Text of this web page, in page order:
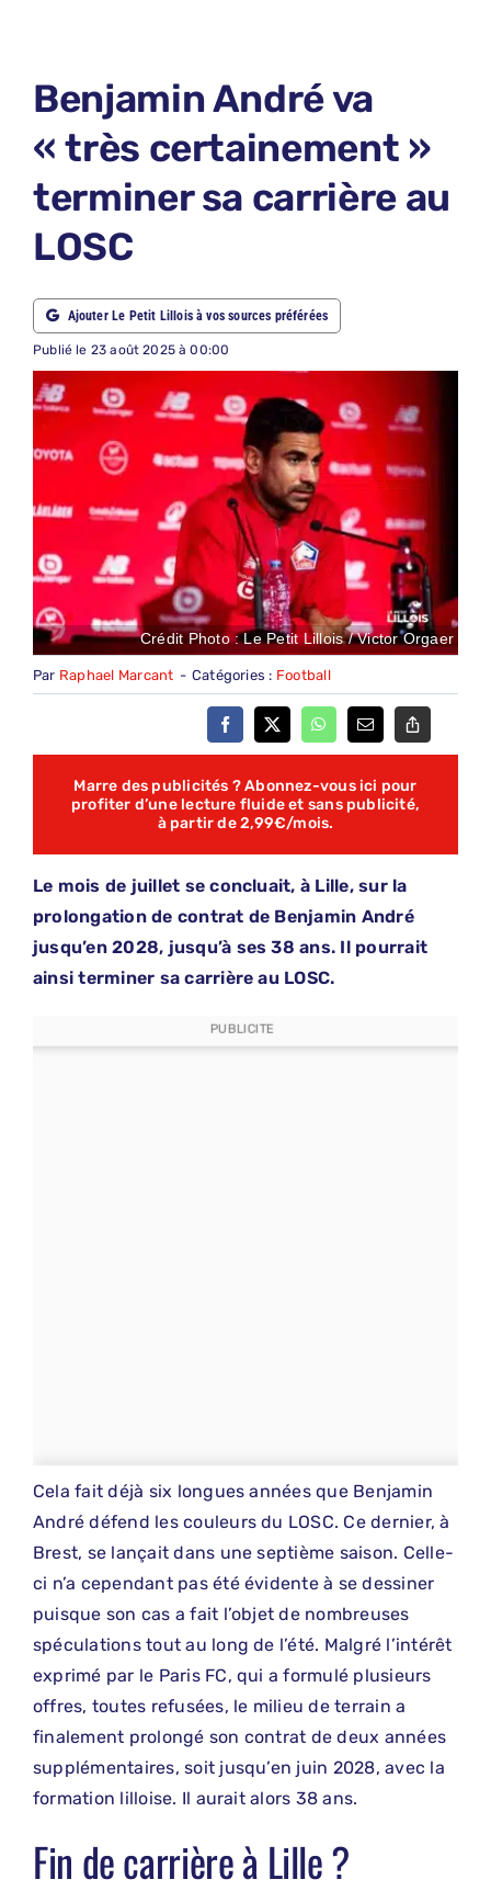
ABONNEMENTS
NOUS CONTACTER
NOUS SUIVRE
Rechercher:
Benjamin André va
« très certainement »
terminer sa carrière au
LOSC
Ajouter Le Petit Lillois à vos sources préférées
Publié le 23 août 2025 à 00:00
Crédit Photo : Le Petit Lillois / Victor Orgaer
Par Raphael Marcant - Catégories : Football
Marre des publicités ? Abonnez-vous ici pour
profiter d’une lecture fluide et sans publicité,
à partir de 2,99€/mois.
Le mois de juillet se concluait, à Lille, sur la
prolongation de contrat de Benjamin André
jusqu’en 2028, jusqu’à ses 38 ans. Il pourrait
ainsi terminer sa carrière au LOSC.
PUBLICITE
Cela fait déjà six longues années que Benjamin
André défend les couleurs du LOSC. Ce dernier, à
Brest, se lançait dans une septième saison. Celle-
ci n’a cependant pas été évidente à se dessiner
puisque son cas a fait l’objet de nombreuses
spéculations tout au long de l’été. Malgré l’intérêt
exprimé par le Paris FC, qui a formulé plusieurs
offres, toutes refusées, le milieu de terrain a
finalement prolongé son contrat de deux années
supplémentaires, soit jusqu’en juin 2028, avec la
formation lilloise. Il aurait alors 38 ans.
Fin de carrière à Lille ?